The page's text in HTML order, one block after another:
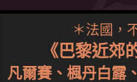
＊法國，
《巴黎近郊
凡爾賽、楓丹白露